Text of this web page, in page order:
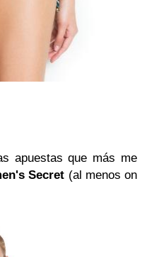
apuestas que más me
Secret (al menos on